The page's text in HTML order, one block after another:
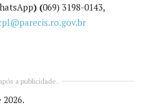
) (069) 3198-0143,
a publicidade..
2026.